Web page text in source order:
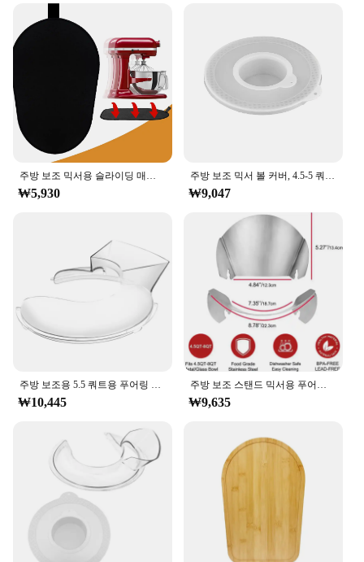
you're kneading dough, whipping cream, or
blending batters. The tilt head design allows for
easy access to the bowl and attachments, making it a
breeze to switch between tasks. This mixer is not
just a kitchen appliance; it's a versatile tool that can
enhance your culinary creativity.
**Efficient and User-Friendly**
The mixer's compact size and lightweight
construction make it an ideal addition to any
kitchen, whether you're working in a commercial
setting or at home. The sleek stainless steel finish
not only adds a touch of elegance but also ensures
durability and easy cleaning. The included
attachments expand the mixer's functionality,
enabling you to create a variety of dishes from
soups to sauces, and cakes to cookies. Its user-
friendly design caters to both novice and
experienced bakers, making it a valuable asset for
any kitchen.
**Optimized for Professional and Home Use**
Whether you're a professional chef or a home cook,
the KitchenAid 5Q Tilt Head Mixer is tailored to
meet your needs. Its powerful motor and diverse
from bakeries to home kitchens. The mixer's
performance is unmatched, providing consistent
results every time. With its wholesale availability
and vendor support, this mixer is not just a product
but an investment in your culinary future.
Experience the joy of baking and cooking with the
KitchenAid 5Q Tilt Head Mixer, a must-have for any
kitchen enthusiast.
₩5,930 ₩9,047
₩10,445 ₩9,635